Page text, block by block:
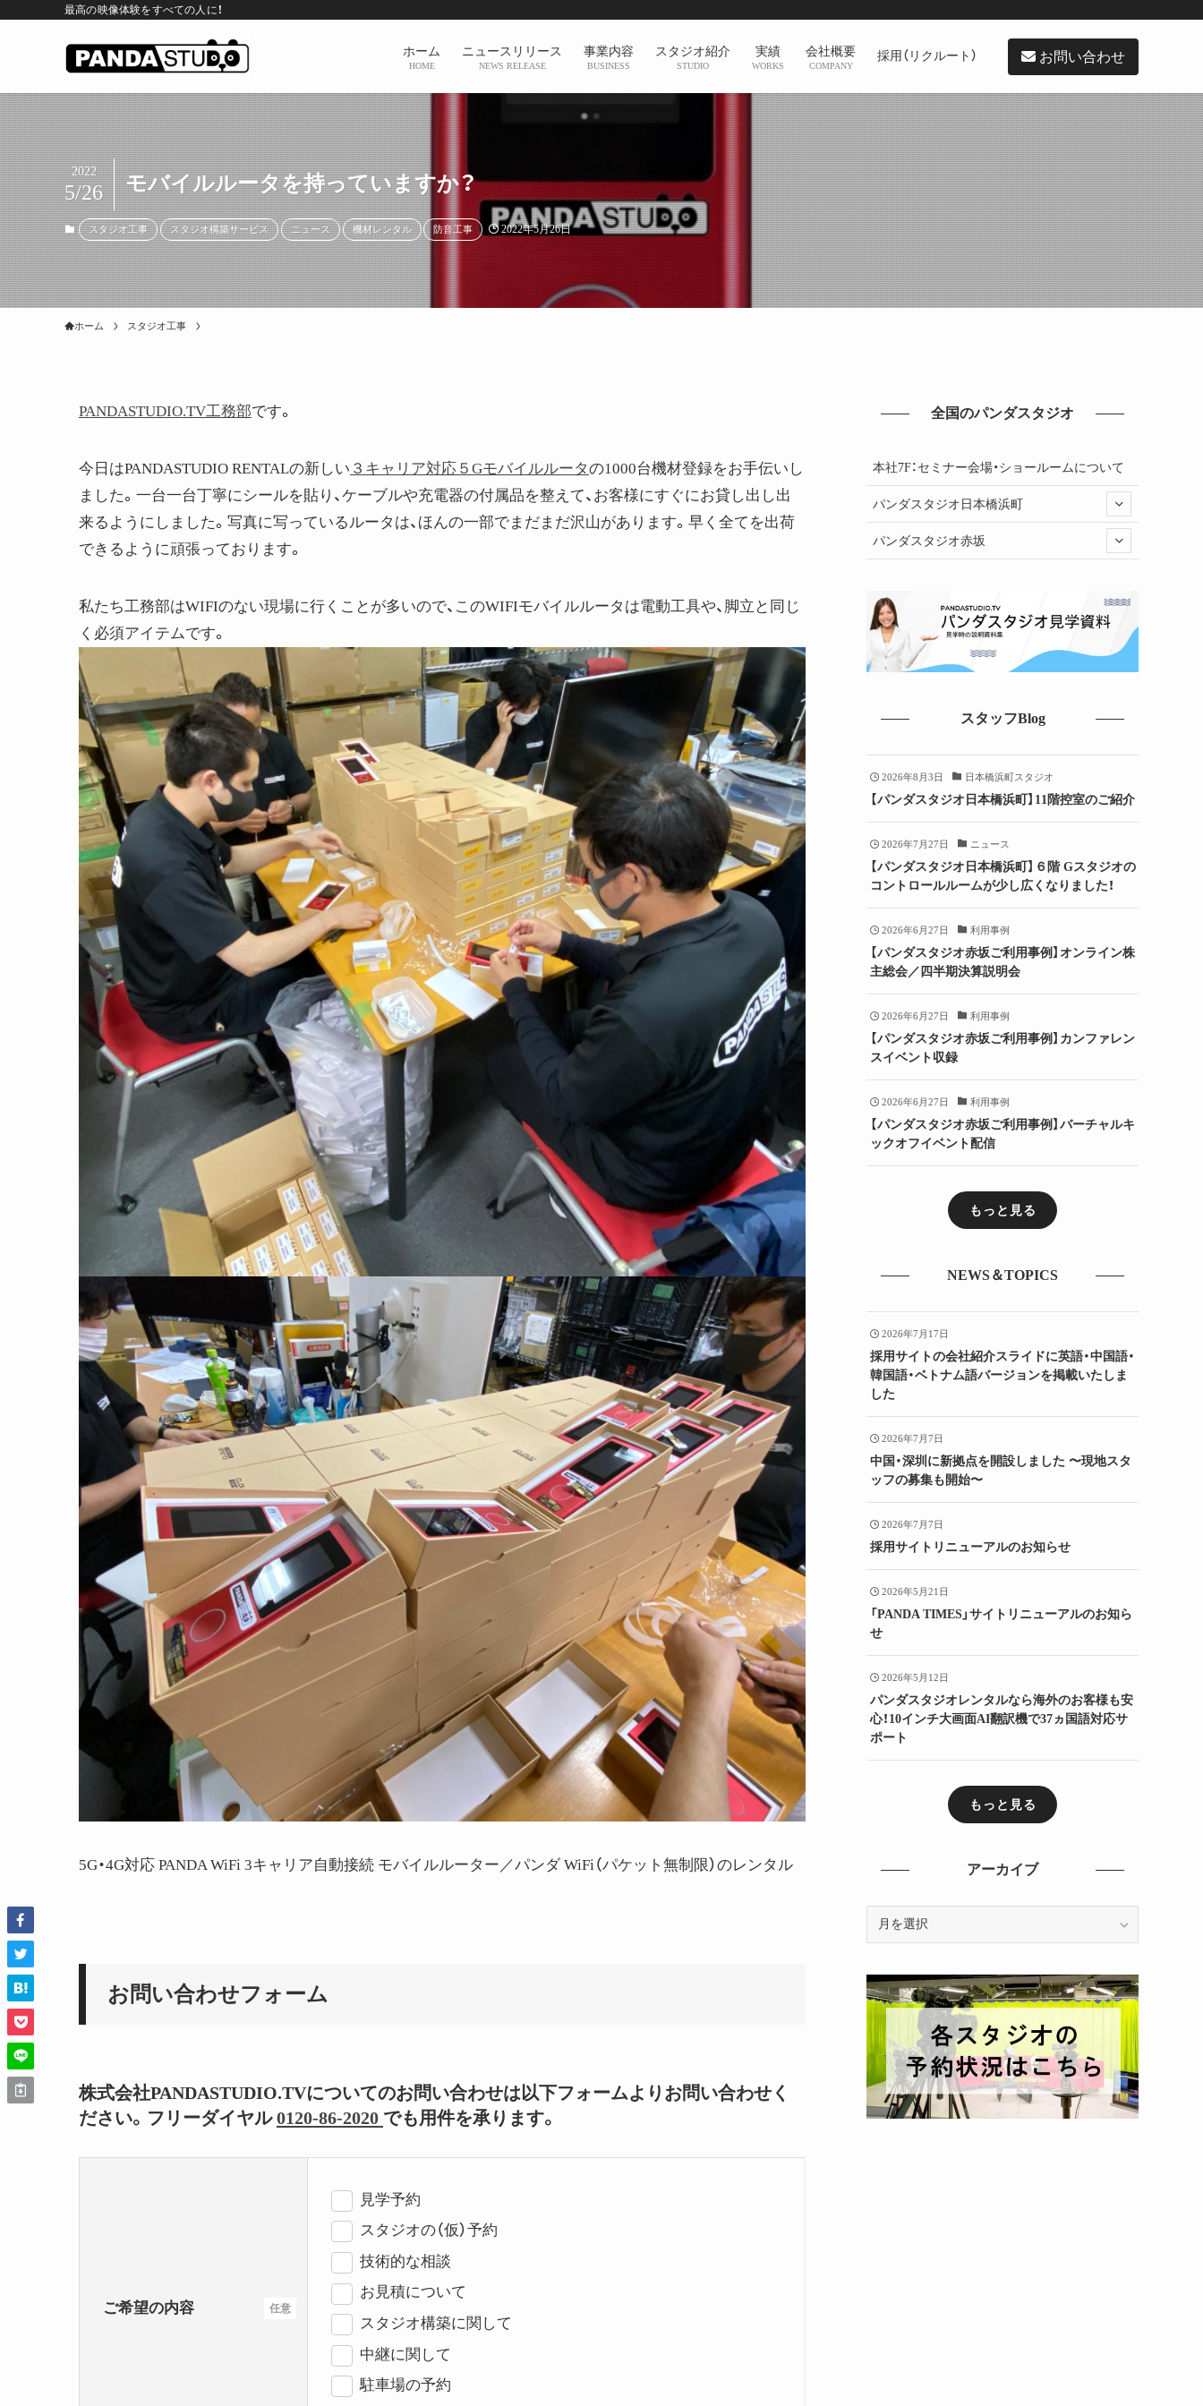
最高の映像体験をすべての人に！
ホーム
HOME
ニュースリリース
NEWS RELEASE
事業内容
BUSINESS
スタジオ紹介
STUDIO
実績
WORKS
会社概要
COMPANY
採用（リクルート） お問い合わせ
モバイルルータを持っていますか？
2022
5/26
スタジオ工事 スタジオ構築サービス ニュース 機材レンタル 防音工事 2022年5月26日
ホーム スタジオ工事
PANDASTUDIO.TV工務部です。
今日はPANDASTUDIO RENTALの新しい ３キャリア対応５Gモバイルルータの1000台機材登録をお手伝いし
ました。一台一台丁寧にシールを貼り、ケーブルや充電器の付属品を整えて、お客様にすぐにお貸し出し出
来るようにしました。写真に写っているルータは、ほんの一部でまだまだ沢山があります。早く全てを出荷
できるように頑張っております。
私たち工務部はWIFIのない現場に行くことが多いので、このWIFIモバイルルータは電動工具や、脚立と同じ
く必須アイテムです。
5G・4G対応 PANDA WiFi 3キャリア自動接続 モバイルルーター／パンダ WiFi（パケット無制限）のレンタル
お問い合わせフォーム
株式会社PANDASTUDIO.TVについてのお問い合わせは以下フォームよりお問い合わせく
ださい。フリーダイヤル0120-86-2020 でも用件を承ります。
任意
ご希望の内容
見学予約
スタジオの（仮）予約
技術的な相談
お見積について
スタジオ構築に関して
中継に関して
駐車場の予約
全国のパンダスタジオ
本社7F：セミナー会場・ショールームについて
パンダスタジオ日本橋浜町
パンダスタジオ赤坂
スタッフBlog
2026年8月3日 日本橋浜町スタジオ
【パンダスタジオ日本橋浜町】11階控室のご紹介
2026年7月27日 ニュース
【パンダスタジオ日本橋浜町】６階 Gスタジオの
コントロールルームが少し広くなりました！
2026年6月27日 利用事例
【パンダスタジオ赤坂ご利用事例】オンライン株
主総会／四半期決算説明会
2026年6月27日 利用事例
【パンダスタジオ赤坂ご利用事例】カンファレン
スイベント収録
2026年6月27日 利用事例
【パンダスタジオ赤坂ご利用事例】バーチャルキ
ックオフイベント配信
もっと見る
NEWS＆TOPICS
2026年7月17日
採用サイトの会社紹介スライドに英語・中国語・
韓国語・ベトナム語バージョンを掲載いたしま
した
2026年7月7日
中国・深圳に新拠点を開設しました 〜現地スタ
ッフの募集も開始〜
2026年7月7日
採用サイトリニューアルのお知らせ
2026年5月21日
「PANDA TIMES」サイトリニューアルのお知ら
せ
2026年5月12日
パンダスタジオレンタルなら海外のお客様も安
心！10インチ大画面AI翻訳機で37ヵ国語対応サ
ポート
もっと見る
アーカイブ
イ
ブ